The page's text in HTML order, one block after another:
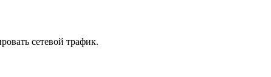
сетевой трафик.